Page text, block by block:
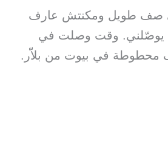
صف طويل ومكنتش عارف
يوصّلني. وقت وصلت في
محطوطة في بيوت من بلاّر.